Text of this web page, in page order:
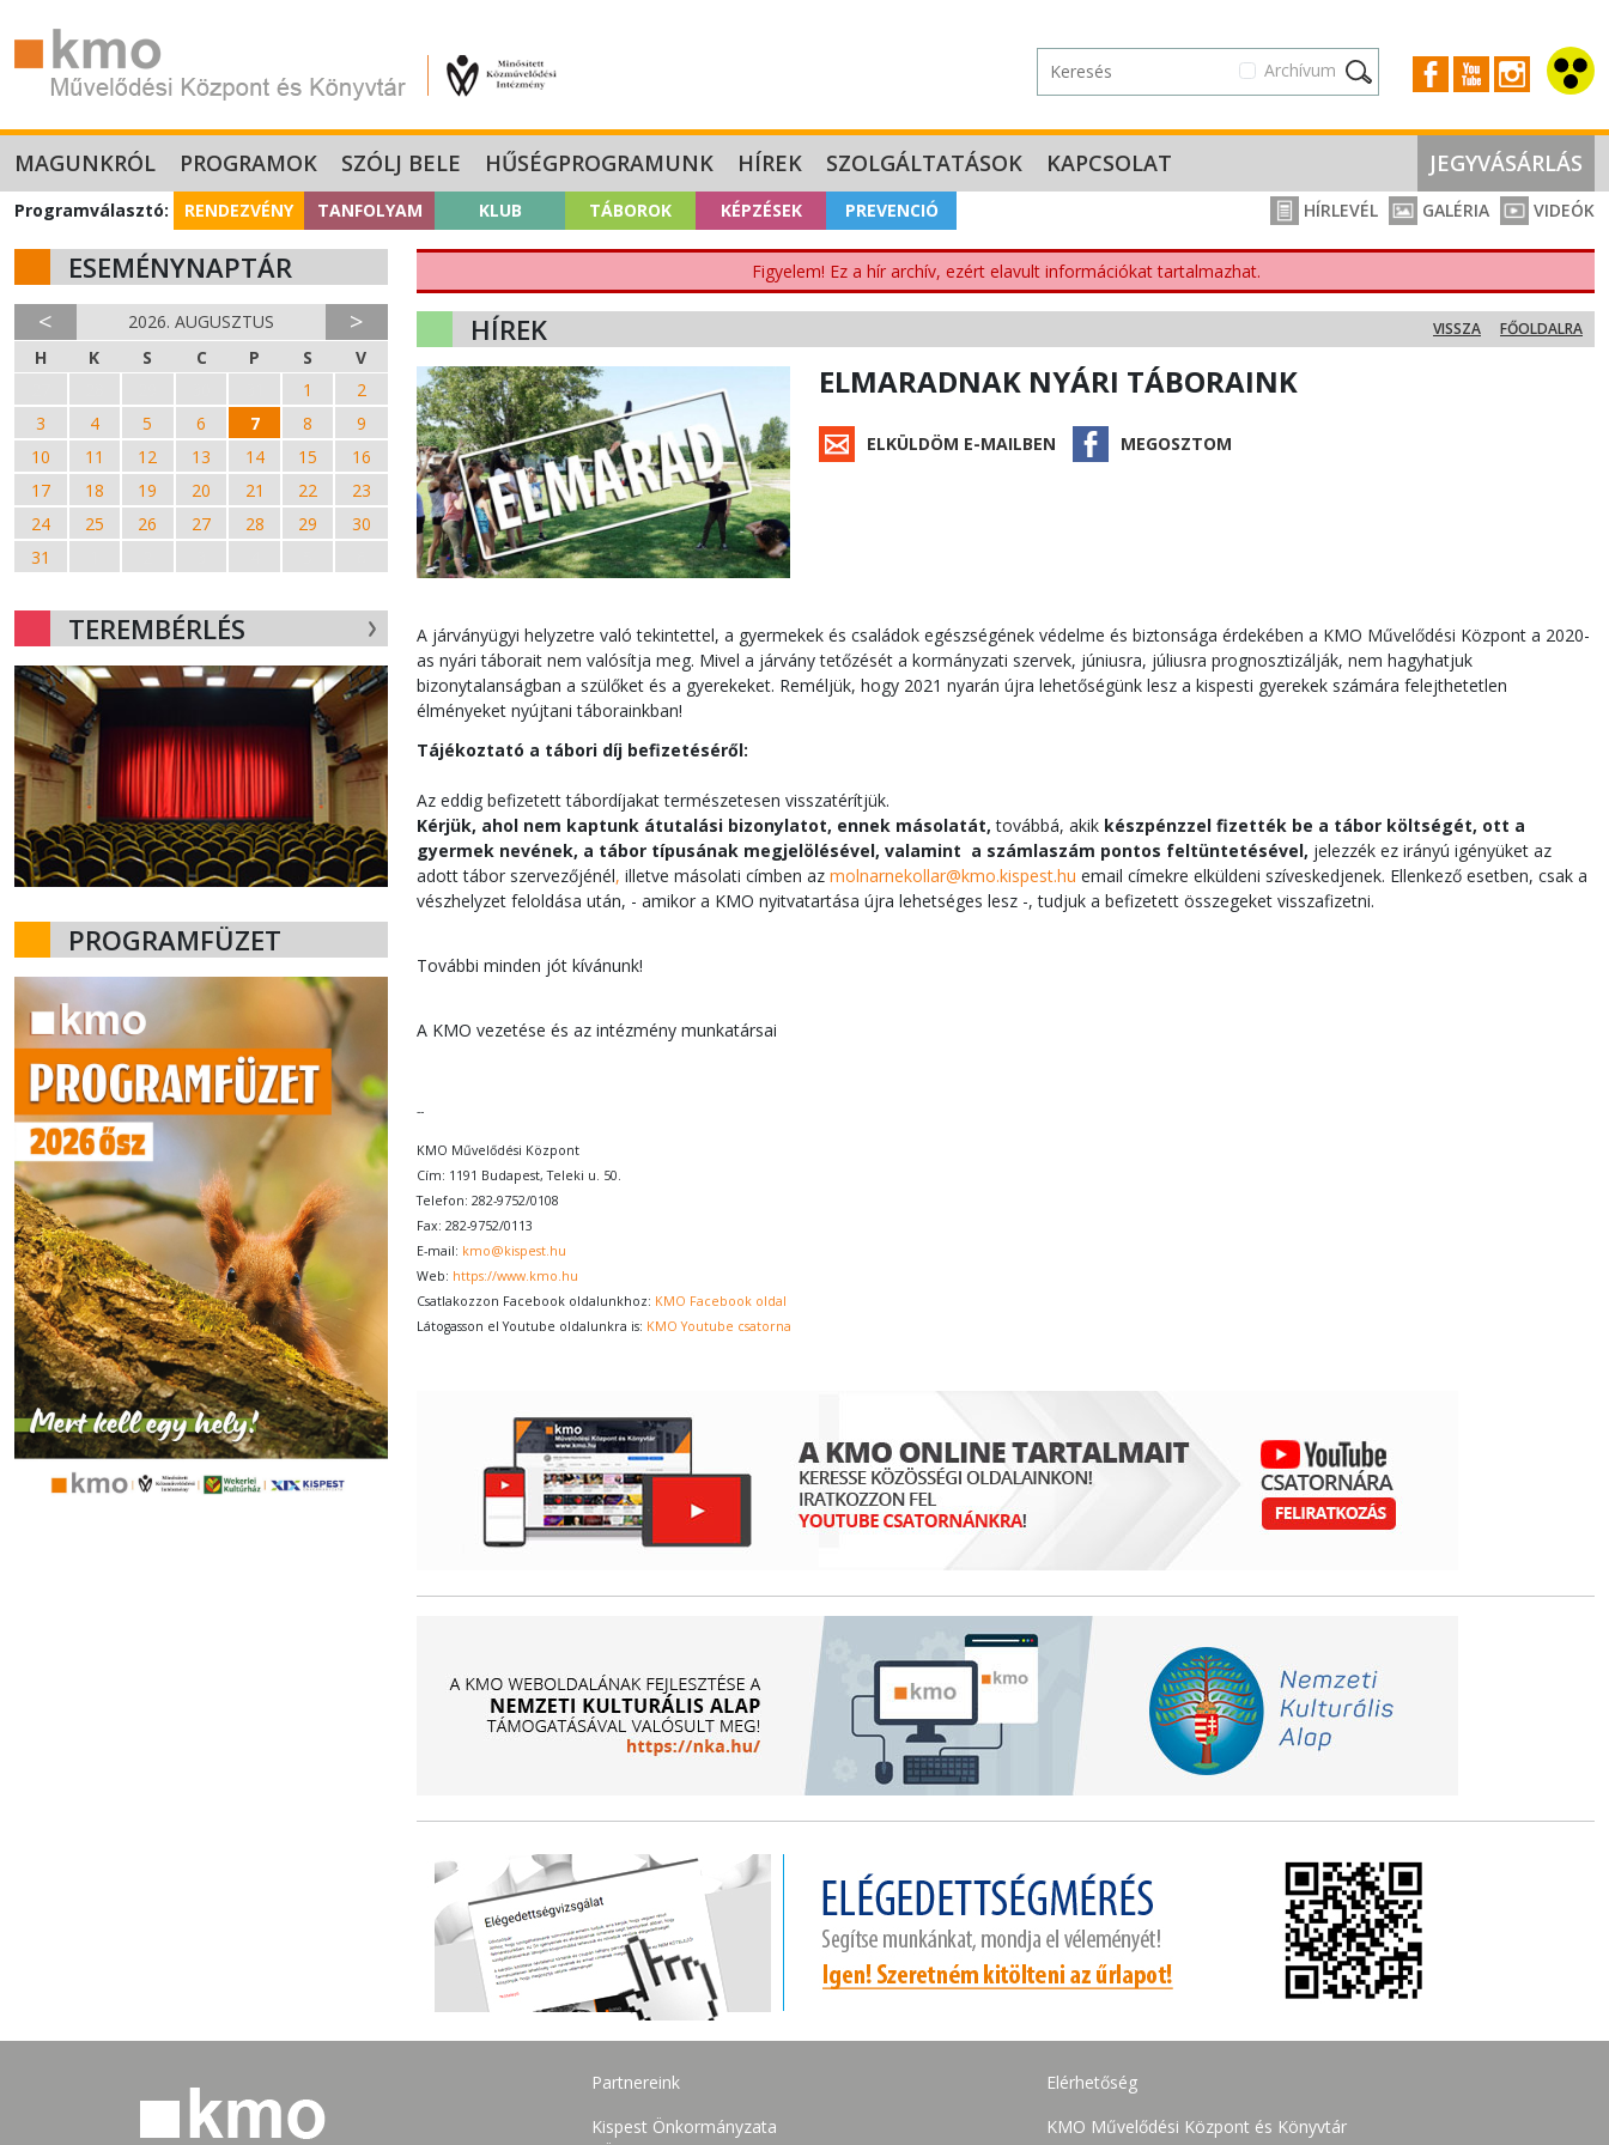
Archívum
MAGUNKRÓL PROGRAMOK SZÓLJ BELE HŰSÉGPROGRAMUNK HÍREK SZOLGÁLTATÁSOK KAPCSOLAT JEGYVÁSÁRLÁS
Programválasztó: RENDEZVÉNY TANFOLYAM KLUB TÁBOROK KÉPZÉSEK PREVENCIÓ HÍRLEVÉL GALÉRIA VIDEÓK
ESEMÉNYNAPTÁR
< 2026. AUGUSZTUS >
H K S C P S
V
1
2
3
4 5 6 7 8
9
10
11 12 13 14 15
16
17
18 19 20 21 22
23
24
25 26 27 28 29
30
31
TEREMBÉRLÉS
PROGRAMFÜZET
Figyelem! Ez a hír archív, ezért elavult információkat tartalmazhat.
HÍREK FŐOLDALRA
VISSZA
ELMARADNAK NYÁRI TÁBORAINK
ELKÜLDÖM E-MAILBEN MEGOSZTOM
A járványügyi helyzetre való tekintettel, a gyermekek és családok egészségének védelme és biztonsága érdekében a KMO Művelődési Központ a 2020-
as nyári táborait nem valósítja meg. Mivel a járvány tetőzését a kormányzati szervek, júniusra, júliusra prognosztizálják, nem hagyhatjuk
bizonytalanságban a szülőket és a gyerekeket. Reméljük, hogy 2021 nyarán újra lehetőségünk lesz a kispesti gyerekek számára felejthetetlen
élményeket nyújtani táborainkban!
Tájékoztató a tábori díj befizetéséről:
Az eddig befizetett tábordíjakat természetesen visszatérítjük.
Kérjük, ahol nem kaptunk átutalási bizonylatot, ennek másolatát, továbbá, akik készpénzzel fizették be a tábor költségét, ott a
gyermek nevének, a tábor típusának megjelölésével, valamint a számlaszám pontos feltüntetésével, jelezzék ez irányú igényüket az
adott tábor szervezőjénél, illetve másolati címben az molnarnekollar@kmo.kispest.hu email címekre elküldeni szíveskedjenek. Ellenkező esetben, csak a
vészhelyzet feloldása után, - amikor a KMO nyitvatartása újra lehetséges lesz -, tudjuk a befizetett összegeket visszafizetni.
További minden jót kívánunk!
A KMO vezetése és az intézmény munkatársai
--
KMO Művelődési Központ
Cím: 1191 Budapest, Teleki u. 50.
Telefon: 282-9752/0108
Fax: 282-9752/0113
E-mail: kmo@kispest.hu
Web: https://www.kmo.hu
Csatlakozzon Facebook oldalunkhoz: KMO Facebook oldal
Látogasson el Youtube oldalunkra is: KMO Youtube csatorna
Partnereink
Kispest Önkormányzata
Elérhetőség
KMO Művelődési Központ és Könyvtár